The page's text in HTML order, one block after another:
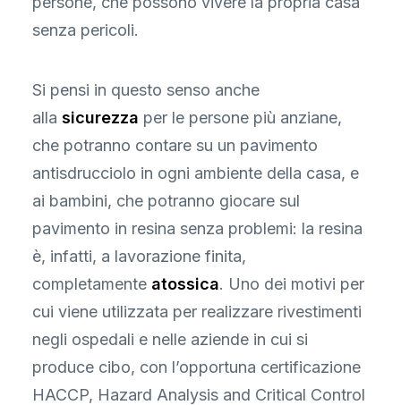
senza pericoli.
Si pensi in questo senso anche
alla sicurezza per le persone più anziane,
che potranno contare su un pavimento
antisdrucciolo in ogni ambiente della casa, e
ai bambini, che potranno giocare sul
pavimento in resina senza problemi: la resina
è, infatti, a lavorazione finita,
completamente atossica. Uno dei motivi per
cui viene utilizzata per realizzare rivestimenti
negli ospedali e nelle aziende in cui si
produce cibo, con l’opportuna certificazione
HACCP, Hazard Analysis and Critical Control